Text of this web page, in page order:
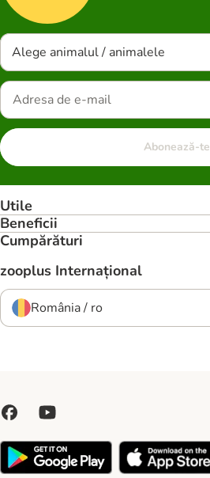
Alege animalul / animalele
Abonează-te
Utile
Beneficii
Cumpărături
zooplus Internațional
România / ro